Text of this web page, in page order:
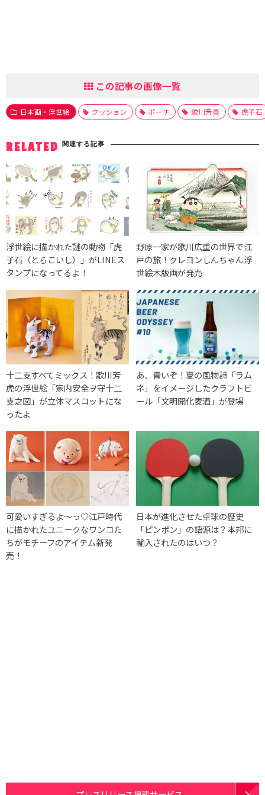
この記事の画像一覧
日本画・浮世絵 クッション ポーチ 歌川芳員 虎子石
RELATED 関連する記事
浮世絵に描かれた謎の動物「虎
子石（とらこいし）」がLINEス
タンプになってるよ！
野原一家が歌川広重の世界で江
戸の旅！クレヨンしんちゃん浮
世絵木版画が発売
十二支すべてミックス！歌川芳
虎の浮世絵「家内安全ヲ守十二
支之図」が立体マスコットにな
ったよ
あ、青いぞ！夏の風物詩「ラム
ネ」をイメージしたクラフトビ
ール「文明開化麦酒」が登場
可愛いすぎるよ〜っ♡江戸時代
に描かれたユニークなワンコた
ちがモチーフのアイテム新発
売！
日本が進化させた卓球の歴史
「ピンポン」の語源は？本邦に
輸入されたのはいつ？